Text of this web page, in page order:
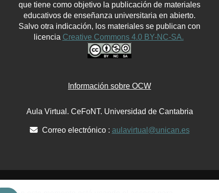
que tiene como objetivo la publicación de materiales
educativos de enseñanza universitaria en abierto.
Salvo otra indicación, los materiales se publican con
licencia Creative Commons 4.0 BY-NC-SA.
Información sobre OCW
Aula Virtual. CeFoNT. Universidad de Cantabria
Correo electrónico : aulavirtual@unican.es